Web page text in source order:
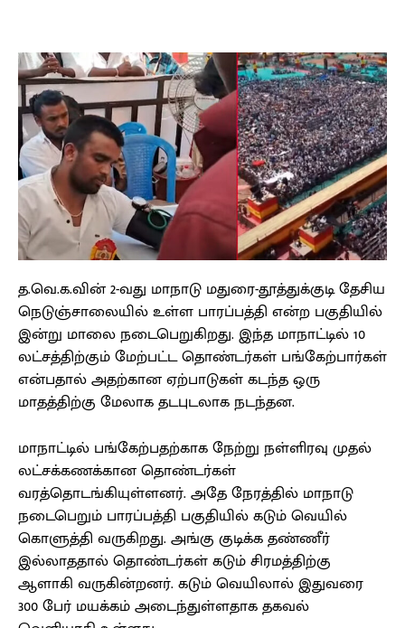
த.வெ.க.வின் 2-வது மாநாடு மதுரை-தூத்துக்குடி தேசிய
நெடுஞ்சாலையில் உள்ள பாரப்பத்தி என்ற பகுதியில்
இன்று மாலை நடைபெறுகிறது. இந்த மாநாட்டில் 10
லட்சத்திற்கும் மேற்பட்ட தொண்டர்கள் பங்கேற்பார்கள்
என்பதால் அதற்கான ஏற்பாடுகள் கடந்த ஒரு
மாதத்திற்கு மேலாக தடபுடலாக நடந்தன.
மாநாட்டில் பங்கேற்பதற்காக நேற்று நள்ளிரவு முதல்
லட்சக்கணக்கான தொண்டர்கள்
வரத்தொடங்கியுள்ளனர். அதே நேரத்தில் மாநாடு
நடைபெறும் பாரப்பத்தி பகுதியில் கடும் வெயில்
கொளுத்தி வருகிறது. அங்கு குடிக்க தண்ணீர்
இல்லாததால் தொண்டர்கள் கடும் சிரமத்திற்கு
ஆளாகி வருகின்றனர். கடும் வெயிலால் இதுவரை
300 பேர் மயக்கம் அடைந்துள்ளதாக தகவல்